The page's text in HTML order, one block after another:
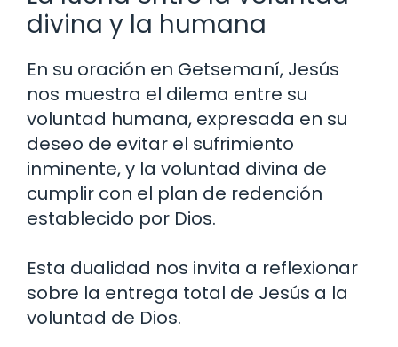
divina y la humana
En su oración en Getsemaní, Jesús
nos muestra el dilema entre su
voluntad humana, expresada en su
deseo de evitar el sufrimiento
inminente, y la voluntad divina de
cumplir con el plan de redención
establecido por Dios.
Esta dualidad nos invita a reflexionar
sobre la entrega total de Jesús a la
voluntad de Dios.